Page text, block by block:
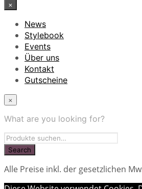
×
News
Stylebook
Events
Über uns
Kontakt
Gutscheine
×
What are you looking for?
Alle Preise inkl. der gesetzlichen